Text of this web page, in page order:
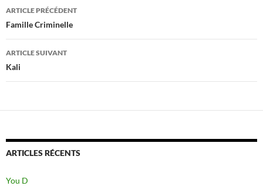
Navigation
des
articles
ARTICLE PRÉCÉDENT
Famille Criminelle
ARTICLE SUIVANT
Kali
ARTICLES RÉCENTS
You D